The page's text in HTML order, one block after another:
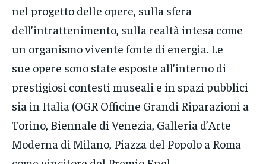
nel progetto delle opere, sulla sfera
dell’intrattenimento, sulla realtà intesa come
un organismo vivente fonte di energia. Le
sue opere sono state esposte all’interno di
prestigiosi contesti museali e in spazi pubblici
sia in Italia (OGR Officine Grandi Riparazioni a
Torino, Biennale di Venezia, Galleria d’Arte
Moderna di Milano, Piazza del Popolo a Roma